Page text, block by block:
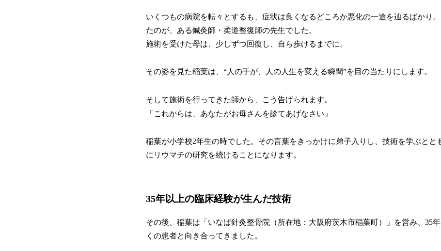
いくつもの病院を転々とするも、症状は良くなるどころか悪化の一途を辿るばかり
たのが、ある鍼灸師・柔道整復師の先生でした。
施術を受けた母は、少しずつ回復し、自ら歩けるまでに。
その姿を見た稲葉は、“人の手が、人の人生を変える瞬間”を目の当たりにします。
そして施術を行ってきた師から、こう告げられます。
「これからは、あなたがお母さんを診てあげなさい」
稲葉が小学校2年生の時でした。その言葉をきっかけに弟子入りし、技術を学ぶとと
にリウマチの研究を続けることになります。
35年以上の臨床経験が生んだ技術
その後、稲葉は「いなば針灸整骨院（所在地：大阪府茨木市稲葉町）」を営み、35
くの患者と向き合ってきました。